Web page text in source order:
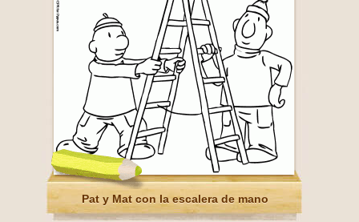
Pat y Mat con la escalera de mano